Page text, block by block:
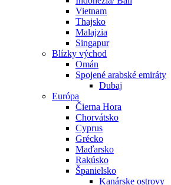
Vietnam
Thajsko
Malajzia
Singapur
Blízky východ
Omán
Spojené arabské emiráty
Dubaj
Európa
Čierna Hora
Chorvátsko
Cyprus
Grécko
Maďarsko
Rakúsko
Španielsko
Kanárske ostrovy